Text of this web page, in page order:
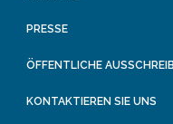
PRESSE
ÖFFENTLICHE
KONTAKTIEREN SIE UNS